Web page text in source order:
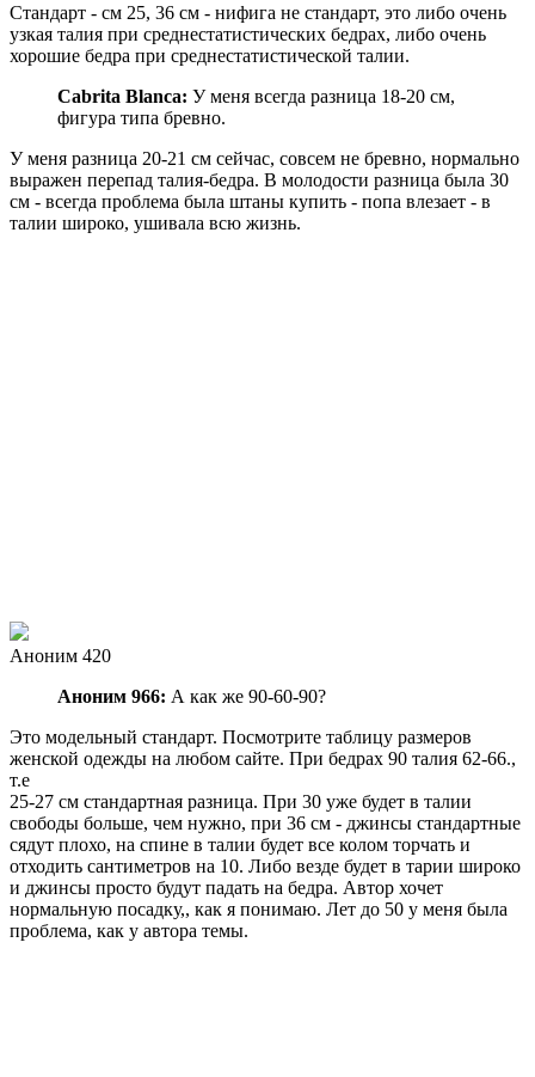
Стандарт - см 25, 36 см - нифига не стандарт, это либо очень
узкая талия при среднестатистических бедрах, либо очень
хорошие бедра при среднестатистической талии.
Cabrita Blanca: У меня всегда разница 18-20 см,
фигура типа бревно.
У меня разница 20-21 см сейчас, совсем не бревно, нормально
выражен перепад талия-бедра. В молодости разница была 30
см - всегда проблема была штаны купить - попа влезает - в
талии широко, ушивала всю жизнь.
Аноним 420
Аноним 966: А как же 90-60-90?
Это модельный стандарт. Посмотрите таблицу размеров
женской одежды на любом сайте. При бедрах 90 талия 62-66.,
т.е
25-27 см стандартная разница. При 30 уже будет в талии
свободы больше, чем нужно, при 36 см - джинсы стандартные
сядут плохо, на спине в талии будет все колом торчать и
отходить сантиметров на 10. Либо везде будет в тарии широко
и джинсы просто будут падать на бедра. Автор хочет
нормальную посадку,, как я понимаю. Лет до 50 у меня была
проблема, как у автора темы.